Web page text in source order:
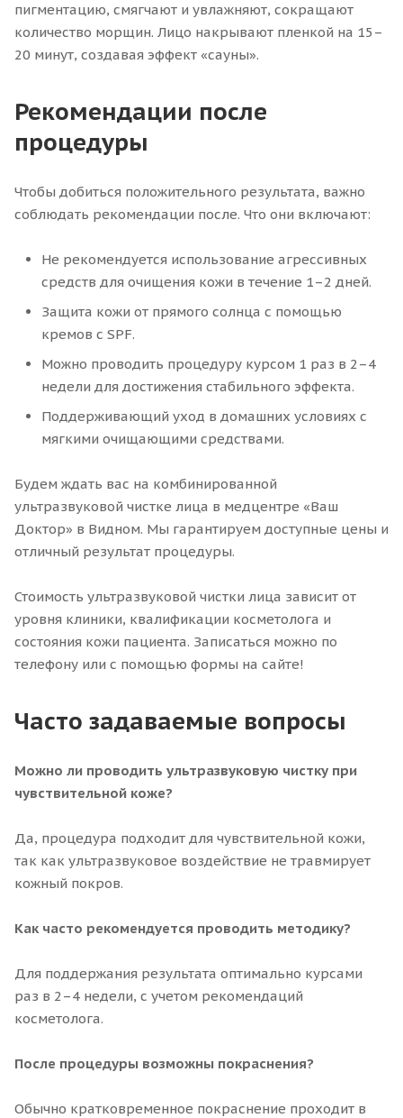
пигментацию, смягчают и увлажняют, сокращают
количество морщин. Лицо накрывают пленкой на 15–
20 минут, создавая эффект «сауны».
Рекомендации после
процедуры
Чтобы добиться положительного результата, важно
соблюдать рекомендации после. Что они включают:
Не рекомендуется использование агрессивных
средств для очищения кожи в течение 1–2 дней.
Защита кожи от прямого солнца с помощью
кремов с SPF.
Можно проводить процедуру курсом 1 раз в 2–4
недели для достижения стабильного эффекта.
Поддерживающий уход в домашних условиях с
мягкими очищающими средствами.
Будем ждать вас на комбинированной
ультразвуковой чистке лица в медцентре «Ваш
Доктор» в Видном. Мы гарантируем доступные цены и
отличный результат процедуры.
Стоимость ультразвуковой чистки лица зависит от
уровня клиники, квалификации косметолога и
состояния кожи пациента. Записаться можно по
телефону или с помощью формы на сайте!
Часто задаваемые вопросы
Можно ли проводить ультразвуковую чистку при
чувствительной коже?
Да, процедура подходит для чувствительной кожи,
так как ультразвуковое воздействие не травмирует
кожный покров.
Как часто рекомендуется проводить методику?
Для поддержания результата оптимально курсами
раз в 2–4 недели, с учетом рекомендаций
косметолога.
После процедуры возможны покраснения?
Обычно кратковременное покраснение проходит в